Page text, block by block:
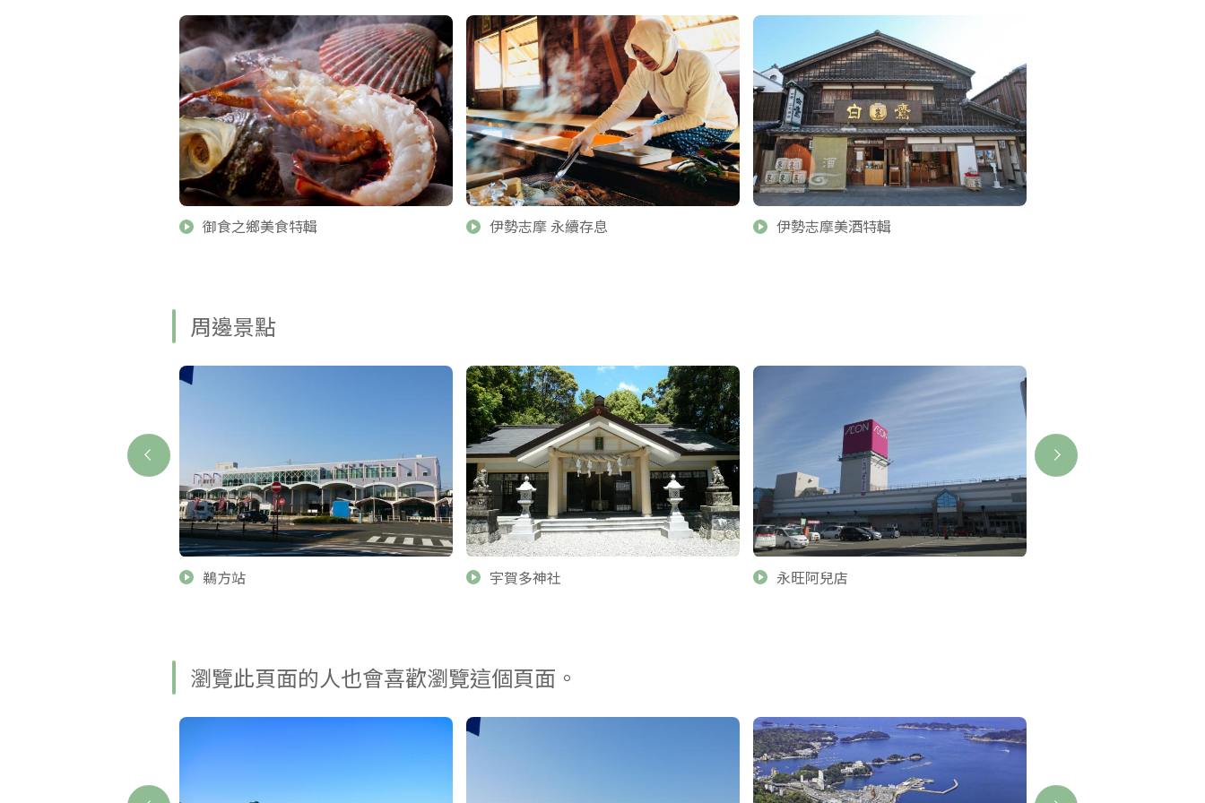
御食之鄉美食特輯 伊勢志摩 永續存息 伊勢志摩美酒特輯
周邊景點
鵜方站 宇賀多神社 永旺阿兒店
瀏覽此頁面的人也會喜歡瀏覽這個頁面。